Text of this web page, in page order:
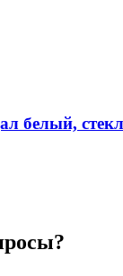
белый,